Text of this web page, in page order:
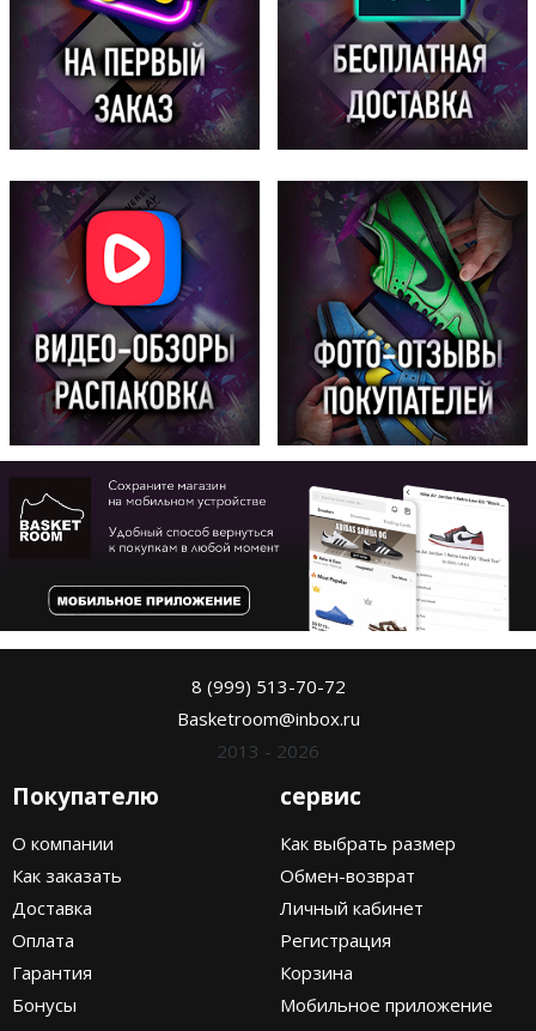
8 (999) 513-70-72
Basketroom@inbox.ru
2013 - 2026
Покупателю
О компании
Как заказать
Доставка
Оплата
Гарантия
Бонусы
сервис
Как выбрать размер
Обмен-возврат
Личный кабинет
Регистрация
Корзина
Мобильное приложение